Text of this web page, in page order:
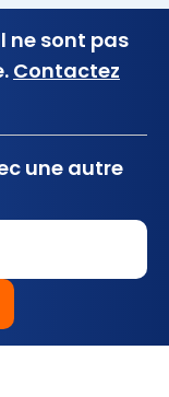
ne sont pas
Contactez
une autre